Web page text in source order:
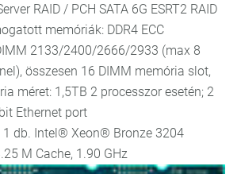
RAID / PCH SATA 6G ESRT2 RAID
memóriák: DDR4 ECC
2133/2400/2666/2933 (max 8
összesen 16 DIMM memória slot,
méret: 1,5TB 2 processzor esetén; 2
Ethernet port
1 db. Intel® Xeon® Bronze 3204
M Cache, 1.90 GHz